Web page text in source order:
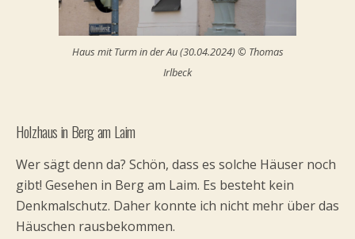
Haus mit Turm in der Au (30.04.2024) © Thomas
Irlbeck
Holzhaus in Berg am Laim
Wer sägt denn da? Schön, dass es solche Häuser noch
gibt! Gesehen in Berg am Laim. Es besteht kein
Denkmalschutz. Daher konnte ich nicht mehr über das
Häuschen rausbekommen.